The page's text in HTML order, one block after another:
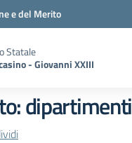
e del Merito
Statale
- Giovanni XXIII
dipartimenti